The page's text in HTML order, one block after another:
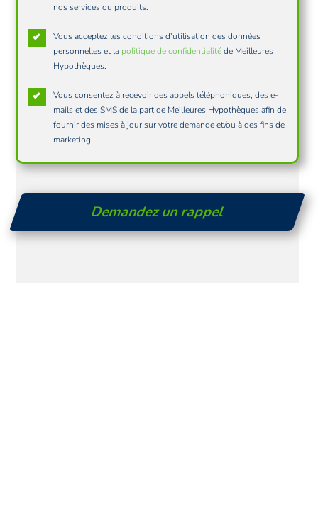
nos services ou produits.
Vous acceptez les conditions d'utilisation des données
personnelles et la politique de confidentialitéde Meilleures
Hypothèques.
Vous consentez à recevoir des appels téléphoniques, des e-
mails et des SMS de la part de Meilleures Hypothèques afin de
fournir des mises à jour sur votre demande et/ou à des fins de
marketing.
Demandez un rappel